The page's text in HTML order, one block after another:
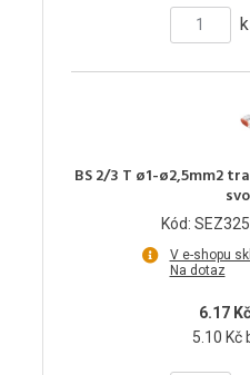
BS 2/3 T ø1-ø2,5mm2
Kód:
V e-shopu
Na dotaz
6.17
5.10 Kč